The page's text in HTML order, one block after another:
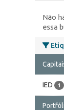
Não
essa
IED 1